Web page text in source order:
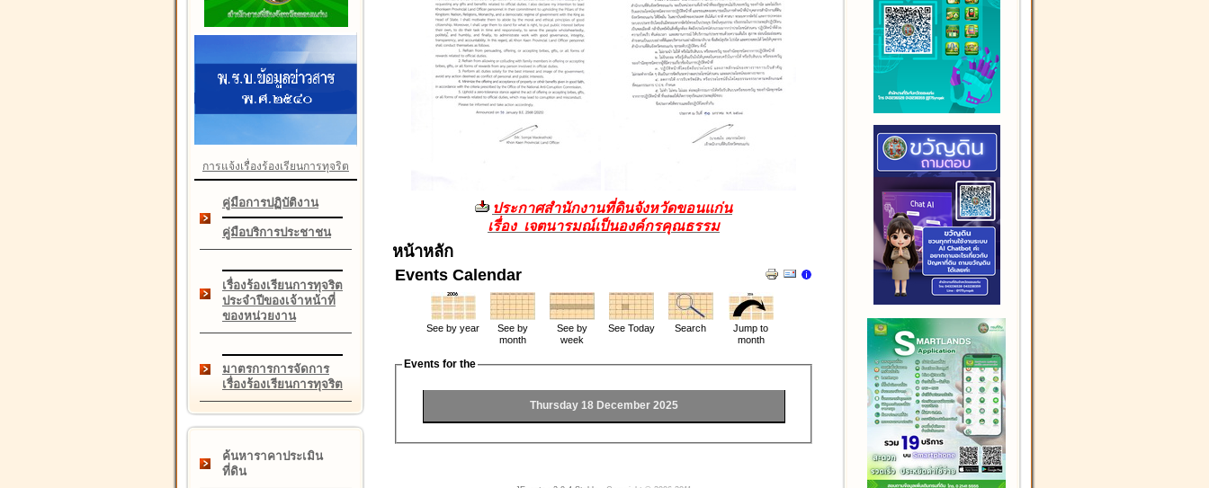
การแจ้งเรื่องร้องเรียนการทุจริต
คู่มือการปฏิบัติงาน
คู่มือบริการประชาชน
เรื่องร้องเรียนการทุจริต
ประจำปีของเจ้าหน้าที่
ของหน่วยงาน
มาตรการการจัดการ
เรื่องร้องเรียนการทุจริต
ค้นหาราคาประเมิน
ที่ดิน
ประกาศสำนักงานที่ดินจังหวัดขอนแก่น
เรื่อง เจตนารมณ์เป็นองค์กรคุณธรรม
หน้าหลัก
Events Calendar
See by year
See by
month
See by
week
See Today Search
Jump to
month
Events for the
Thursday 18 December 2025